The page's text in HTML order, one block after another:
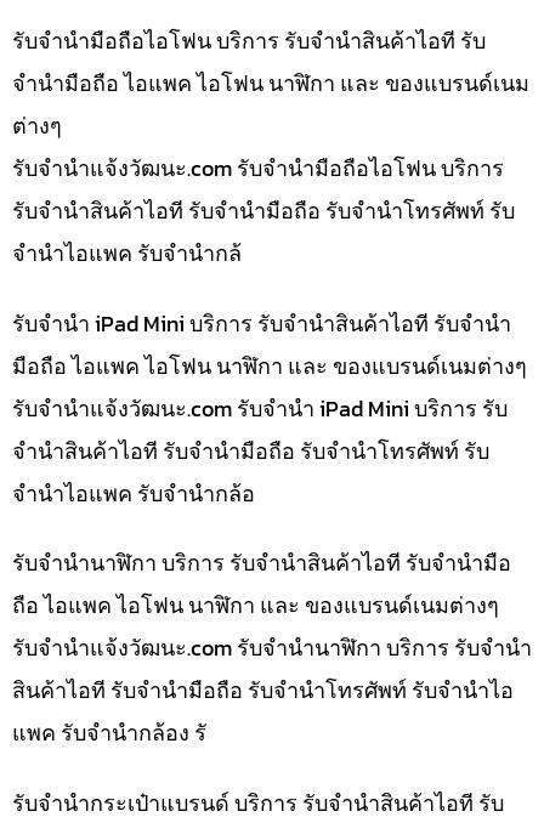
รับจำนำมือถือไอโฟน บริการ รับจำนำสินค้าไอที รับ
จำนำมือถือ ไอแพค ไอโฟน นาฬิกา และ ของแบรนด์เนม
ต่างๆ
รับจํานําแจ้งวัฒนะ.com รับจำนำมือถือไอโฟน บริการ
รับจำนำสินค้าไอที รับจำนำมือถือ รับจำนำโทรศัพท์ รับ
จำนำไอแพค รับจำนำกล้
รับจำนำ iPad Mini บริการ รับจำนำสินค้าไอที รับจำนำ
มือถือ ไอแพค ไอโฟน นาฬิกา และ ของแบรนด์เนมต่างๆ
รับจํานําแจ้งวัฒนะ.com รับจำนำ iPad Mini บริการ รับ
จำนำสินค้าไอที รับจำนำมือถือ รับจำนำโทรศัพท์ รับ
จำนำไอแพค รับจำนำกล้อ
รับจำนำนาฬิกา บริการ รับจำนำสินค้าไอที รับจำนำมือ
ถือ ไอแพค ไอโฟน นาฬิกา และ ของแบรนด์เนมต่างๆ
รับจํานําแจ้งวัฒนะ.com รับจำนำนาฬิกา บริการ รับจำนำ
สินค้าไอที รับจำนำมือถือ รับจำนำโทรศัพท์ รับจำนำไอ
แพค รับจำนำกล้อง รั
รับจำนำกระเป๋าแบรนด์ บริการ รับจำนำสินค้าไอที รับ